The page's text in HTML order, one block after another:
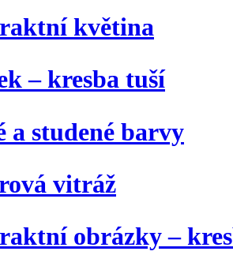
květina
– kresba tuší
a studené barvy
vitráž
obrázky –